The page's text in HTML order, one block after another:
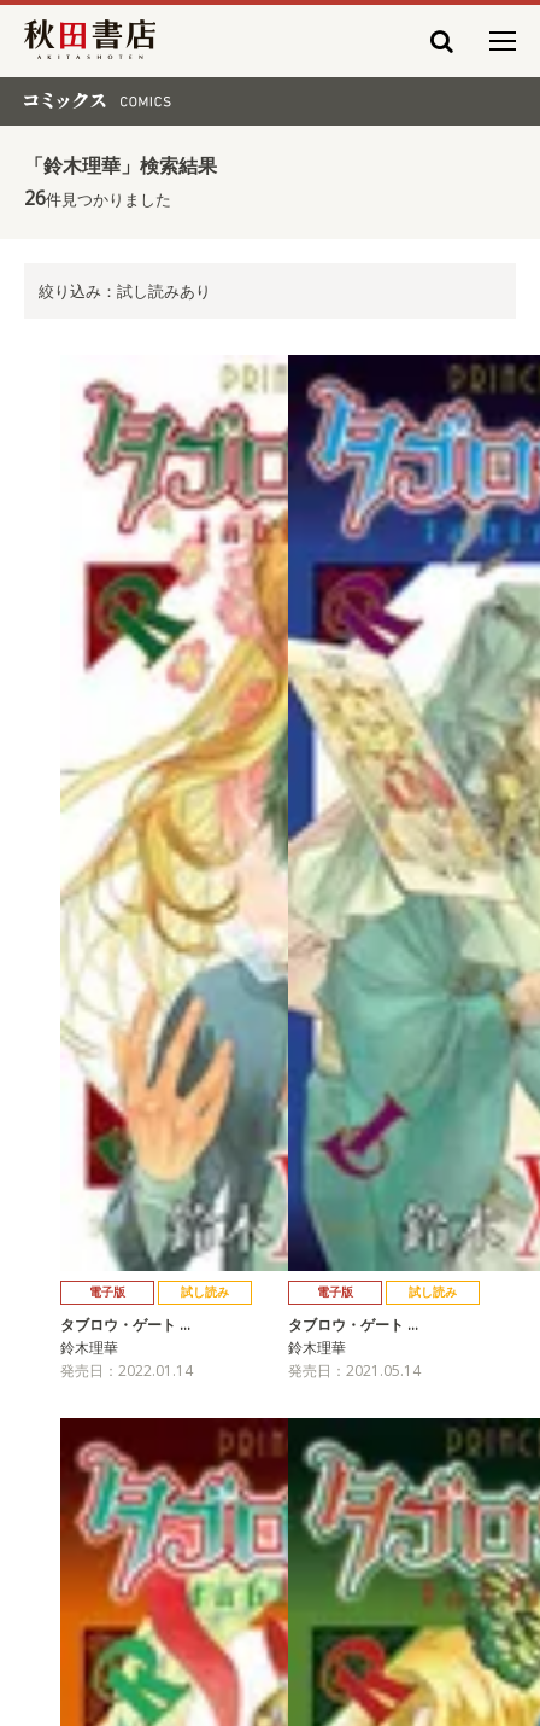
秋田書店
「鈴木理華」検索結果
26件見つかりました
絞り込み：試し読みあり
電子版 試し読み
タブロウ・ゲート …
鈴木理華
発売日：2022.01.14
電子版 試し読み
タブロウ・ゲート …
鈴木理華
発売日：2021.05.14